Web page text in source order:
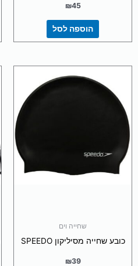
₪45
הוספה לסל
שחייה וים
כובע שחייה מסיליקון SPEEDO
₪39
האפשרויות